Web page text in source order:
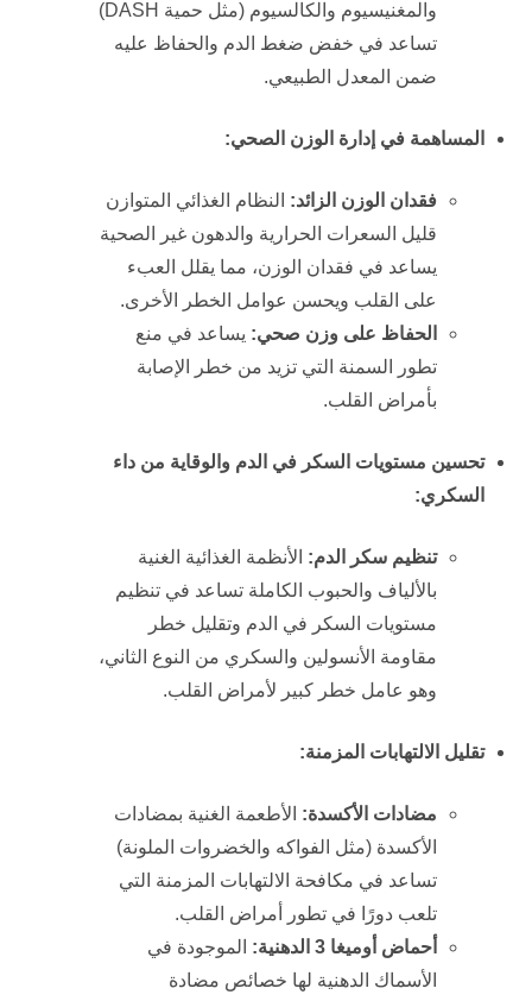
والمغنيسيوم والكالسيوم (مثل حمية DASH)
تساعد في خفض ضغط الدم والحفاظ عليه
ضمن المعدل الطبيعي.
المساهمة في إدارة الوزن الصحي:
فقدان الوزن الزائد: النظام الغذائي المتوازن
قليل السعرات الحرارية والدهون غير الصحية
يساعد في فقدان الوزن، مما يقلل العبء
على القلب ويحسن عوامل الخطر الأخرى.
الحفاظ على وزن صحي: يساعد في منع
تطور السمنة التي تزيد من خطر الإصابة
بأمراض القلب.
تحسين مستويات السكر في الدم والوقاية من داء
السكري:
تنظيم سكر الدم: الأنظمة الغذائية الغنية
بالألياف والحبوب الكاملة تساعد في تنظيم
مستويات السكر في الدم وتقليل خطر
مقاومة الأنسولين والسكري من النوع الثاني،
وهو عامل خطر كبير لأمراض القلب.
تقليل الالتهابات المزمنة:
مضادات الأكسدة: الأطعمة الغنية بمضادات
الأكسدة (مثل الفواكه والخضروات الملونة)
تساعد في مكافحة الالتهابات المزمنة التي
تلعب دورًا في تطور أمراض القلب.
أحماض أوميغا 3 الدهنية:
الموجودة في
الأسماك الدهنية لها خصائص مضادة